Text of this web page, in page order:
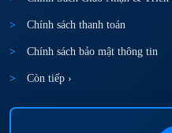
Chính sách thanh toán
Chính sách bảo mật thông tin
Còn tiếp ›